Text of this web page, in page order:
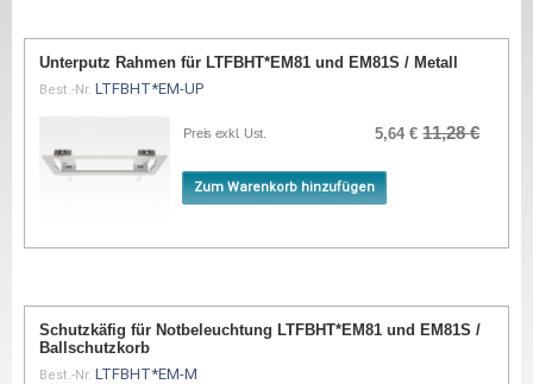
Unterputz Rahmen für LTFBHT*EM81 und EM81S / Metall
Best.-Nr. LTFBHT*EM-UP
Preis exkl. Ust. 5,64 € 11,28 €
Zum Warenkorb hinzufügen
Schutzkäfig für Notbeleuchtung LTFBHT*EM81 und EM81S /
Ballschutzkorb
Best.-Nr. LTFBHT*EM-M